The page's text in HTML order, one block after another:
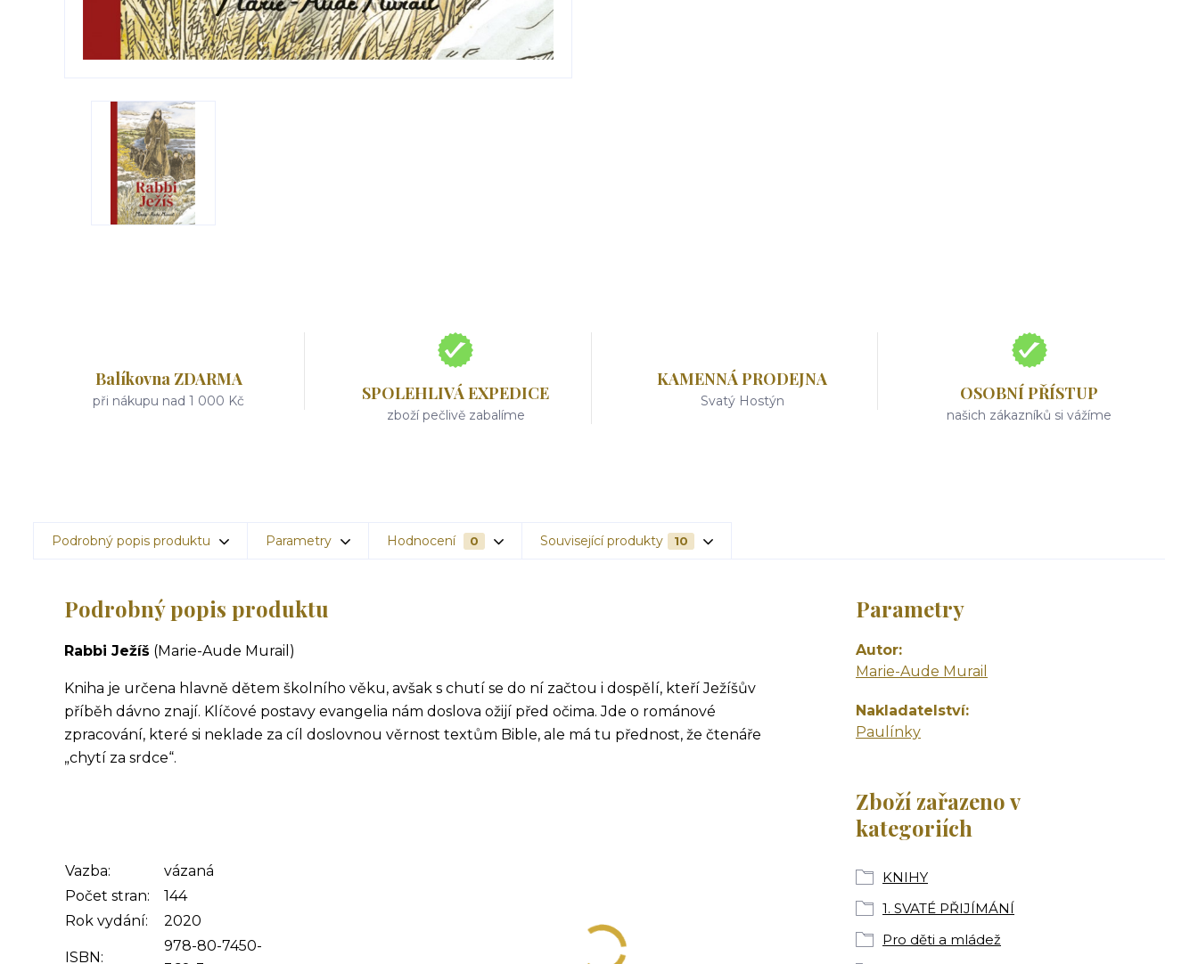
Balíkovna ZDARMA
při nákupu nad 1 000 Kč SPOLEHLIVÁ EXPEDICE
zboží pečlivě zabalíme
KAMENNÁ PRODEJNA
Svatý Hostýn OSOBNÍ PŘÍSTUP
našich zákazníků si vážíme
Podrobný popis produktu Parametry Hodnocení 0 Související produkty 10
Podrobný popis produktu
Rabbi Ježíš (Marie-Aude Murail)
Kniha je určena hlavně dětem školního věku, avšak s chutí se do ní začtou i dospělí, kteří Ježíšův
příběh dávno znají. Klíčové postavy evangelia nám doslova ožijí před očima. Jde o románové
zpracování, které si neklade za cíl doslovnou věrnost textům Bible, ale má tu přednost, že čtenáře
„chytí za srdce“.
Vazba:
vázaná
Počet stran:
144
Rok vydání:
2020
ISBN:
978-80-7450-
Parametry
Autor
Marie-Aude Murail
Nakladatelství
Paulínky
Zboží zařazeno v
kategoriích
KNIHY
1. SVATÉ PŘIJÍMÁNÍ
Pro děti a mládež